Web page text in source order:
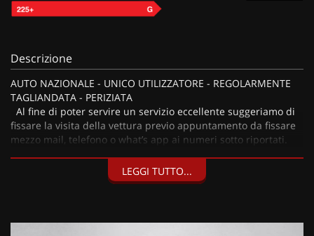
Descrizione
AUTO NAZIONALE - UNICO UTILIZZATORE - REGOLARMENTE
TAGLIANDATA - PERIZIATA
Al fine di poter servire un servizio eccellente suggeriamo di
fissare la visita della vettura previo appuntamento da fissare
mezzo mail, telefono o what’s app ai numeri sotto riportati.
• Valutazione permute;
LEGGI TUTTO...